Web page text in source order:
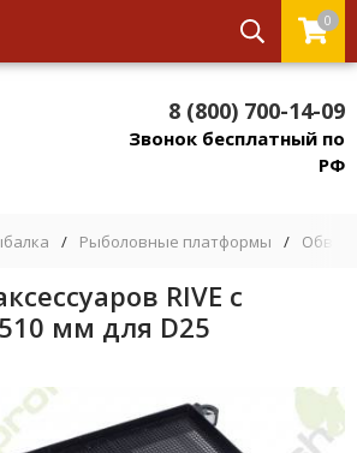
0
8 (800) 700-14-09
Звонок бесплатный по
РФ
/ Рыболовные платформы / Обвес
RIVE с
мм для D25